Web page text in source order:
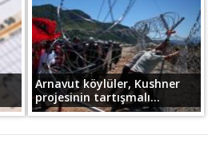
Arnavut köylüler, Kushner
projesinin tartışmalı...